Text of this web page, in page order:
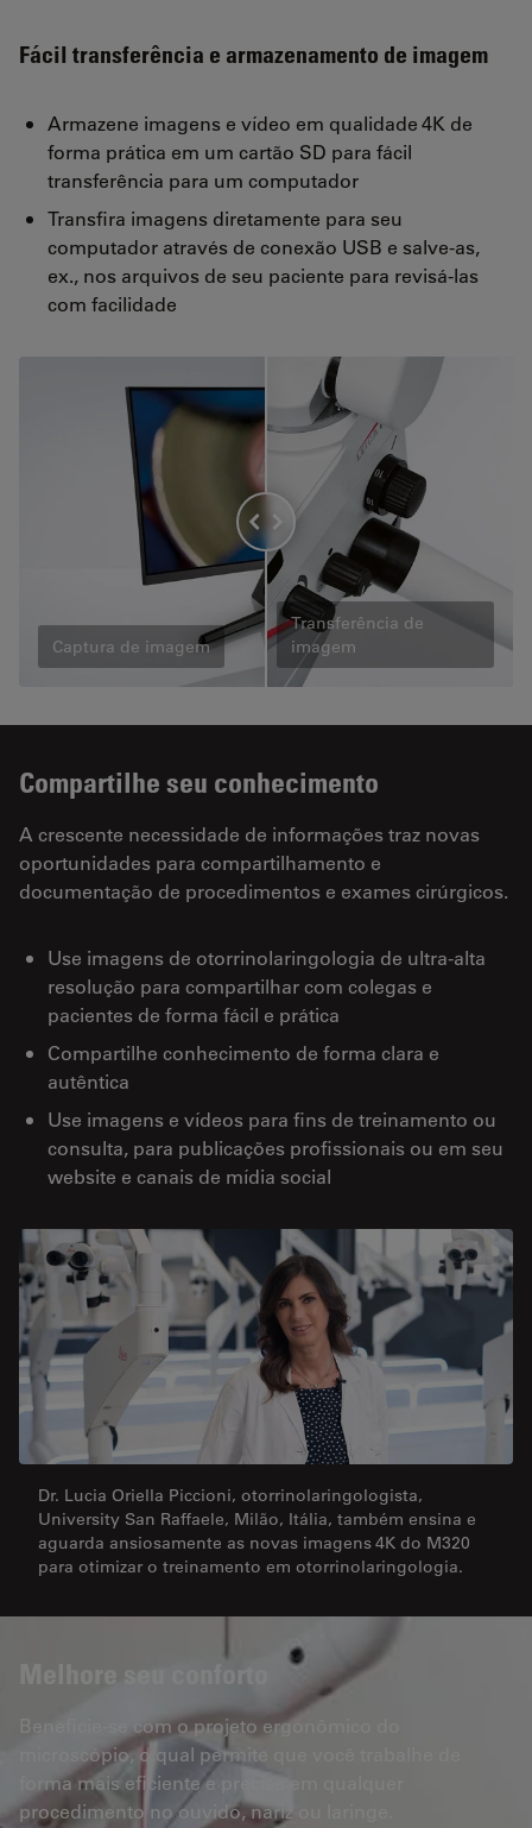
Fácil transferência e armazenamento de imagem
Armazene imagens e vídeo em qualidade 4K de
forma prática em um cartão SD para fácil
transferência para um computador
Transfira imagens diretamente para seu
computador através de conexão USB e salve-as,
ex., nos arquivos de seu paciente para revisá-las
com facilidade
Captura de imagem
Transferência de
imagem
Compartilhe seu conhecimento
A crescente necessidade de informações traz novas
oportunidades para compartilhamento e
documentação de procedimentos e exames cirúrgicos.
Use imagens de otorrinolaringologia de ultra-alta
resolução para compartilhar com colegas e
pacientes de forma fácil e prática
Compartilhe conhecimento de forma clara e
autêntica
Use imagens e vídeos para fins de treinamento ou
consulta, para publicações profissionais ou em seu
website e canais de mídia social
Dr. Lucia Oriella Piccioni, otorrinolaringologista,
University San Raffaele, Milão, Itália, também ensina e
aguarda ansiosamente as novas imagens 4K do M320
para otimizar o treinamento em otorrinolaringologia.
Beneficie-se com o projeto ergonômico do
microscópio, o qual permite que você trabalhe de
forma mais eficiente e precisa em qualquer
procedimento no ouvido, nariz ou laringe.